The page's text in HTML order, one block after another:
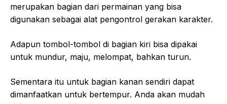
merupakan bagian dari permainan yang bisa
digunakan sebagai alat pengontrol gerakan karakter.
Adapun tombol-tombol di bagian kiri bisa dipakai
untuk mundur, maju, melompat, bahkan turun.
Sementara itu untuk bagian kanan sendiri dapat
dimanfaatkan untuk bertempur. Anda akan mudah